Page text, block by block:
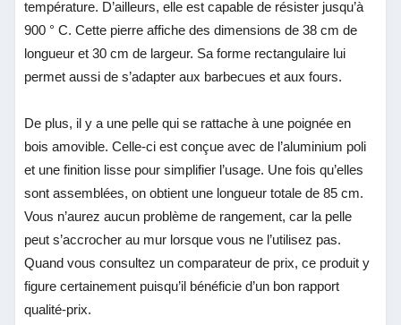
température. D’ailleurs, elle est capable de résister jusqu’à
900 ° C. Cette pierre affiche des dimensions de 38 cm de
longueur et 30 cm de largeur. Sa forme rectangulaire lui
permet aussi de s’adapter aux barbecues et aux fours.
De plus, il y a une pelle qui se rattache à une poignée en
bois amovible. Celle-ci est conçue avec de l’aluminium poli
et une finition lisse pour simplifier l’usage. Une fois qu’elles
sont assemblées, on obtient une longueur totale de 85 cm.
Vous n’aurez aucun problème de rangement, car la pelle
peut s’accrocher au mur lorsque vous ne l’utilisez pas.
Quand vous consultez un comparateur de prix, ce produit y
figure certainement puisqu’il bénéficie d’un bon rapport
qualité-prix.